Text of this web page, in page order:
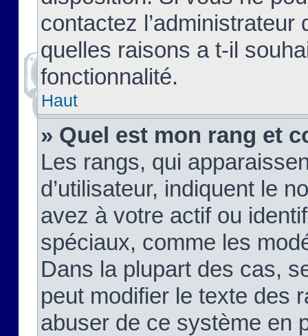
contactez
quelles raisons a t-il
fonctionnalité.
Haut
» Quel est mon rang et
Les rangs, qui
d’utilisateur, indiquent le
avez à votre actif ou
spéciaux, comme les
Dans la plupart des cas,
peut modifier le texte des
abuser de ce système en